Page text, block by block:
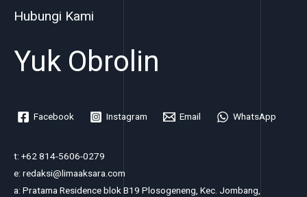
Hubungi Kami
Yuk Obrolin
Facebook Instagram Email WhatsApp
t: +62 814-5606-0279
e: redaksi@limaaksara.com
a: Pratama Residence blok B19 Plosogeneng, Kec. Jombang,